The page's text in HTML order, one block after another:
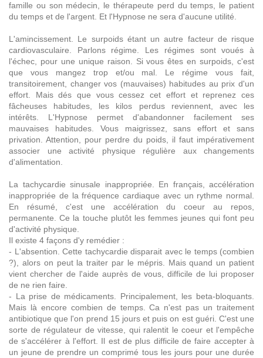
famille ou son médecin, le thérapeute perd du temps, le patient
du temps et de l'argent. Et l'Hypnose ne sera d'aucune utilité.
L'amincissement. Le surpoids étant un autre facteur de risque
cardiovasculaire. Parlons régime. Les régimes sont voués à
l'échec, pour une unique raison. Si vous êtes en surpoids, c'est
que vous mangez trop et/ou mal. Le régime vous fait,
transitoirement, changer vos (mauvaises) habitudes au prix d'un
effort. Mais dés que vous cessez cet effort et reprenez ces
fâcheuses habitudes, les kilos perdus reviennent, avec les
intérêts. L'Hypnose permet d'abandonner facilement ses
mauvaises habitudes. Vous maigrissez, sans effort et sans
privation. Attention, pour perdre du poids, il faut impérativement
associer une activité physique régulière aux changements
d'alimentation.
La tachycardie sinusale inappropriée. En français, accélération
inappropriée de la fréquence cardiaque avec un rythme normal.
En résumé, c'est une accélération du coeur au repos,
permanente. Ce la touche plutôt les femmes jeunes qui font peu
d'activité physique.
Il existe 4 façons d'y remédier :
- L'absention. Cette tachycardie disparait avec le temps (combien
?), alors on peut la traiter par le mépris. Mais quand un patient
vient chercher de l'aide auprès de vous, difficile de lui proposer
de ne rien faire.
- La prise de médicaments. Principalement, les beta-bloquants.
Mais là encore combien de temps. Ca n'est pas un traitement
antibiotique que l'on prend 15 jours et puis on est guéri. C'est une
sorte de régulateur de vitesse, qui ralentit le coeur et l'empêche
de s'accélérer à l'effort. Il est de plus difficile de faire accepter à
un jeune de prendre un comprimé tous les jours pour une durée